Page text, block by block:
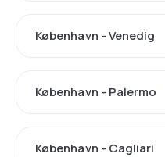
København - Venedig
København - Palermo
København - Cagliari